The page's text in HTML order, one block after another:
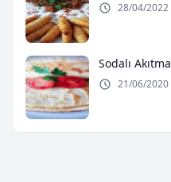
28/04/2022
Sodalı Akıtma
21/06/2020